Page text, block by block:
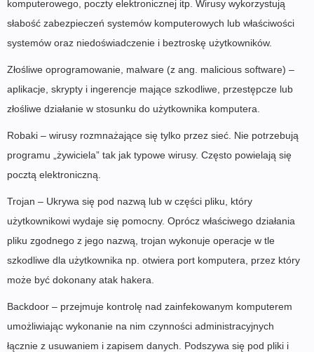
komputerowego, poczty elektronicznej itp. Wirusy wykorzystują
słabość zabezpieczeń systemów komputerowych lub właściwości
systemów oraz niedoświadczenie i beztroskę użytkowników.
Złośliwe oprogramowanie, malware (z ang. malicious software) –
aplikacje, skrypty i ingerencje mające szkodliwe, przestępcze lub
złośliwe działanie w stosunku do użytkownika komputera.
Robaki – wirusy rozmnażające się tylko przez sieć. Nie potrzebują
programu „żywiciela” tak jak typowe wirusy. Często powielają się
pocztą elektroniczną.
Trojan – Ukrywa się pod nazwą lub w części pliku, który
użytkownikowi wydaje się pomocny. Oprócz właściwego działania
pliku zgodnego z jego nazwą, trojan wykonuje operacje w tle
szkodliwe dla użytkownika np. otwiera port komputera, przez który
może być dokonany atak hakera.
Backdoor – przejmuje kontrolę nad zainfekowanym komputerem
umożliwiając wykonanie na nim czynności administracyjnych
łącznie z usuwaniem i zapisem danych. Podszywa się pod pliki i